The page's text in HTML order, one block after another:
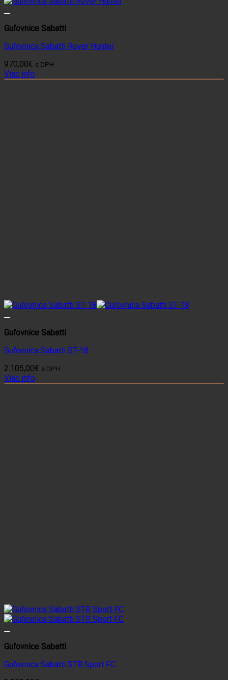
Guľovnice Sabatti
Guľovnica Sabatti Rover Hunter
970,00€ s DPH
Viac info
Guľovnice Sabatti
Guľovnica Sabatti ST-18
2.105,00€ s DPH
Viac info
Guľovnice Sabatti
Guľovnica Sabatti STR Sport FC